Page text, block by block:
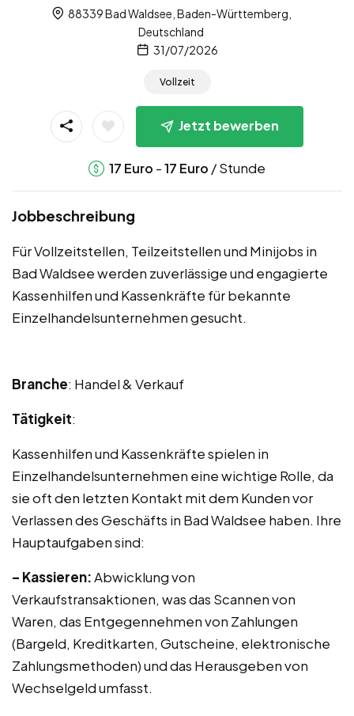
88339 Bad Waldsee, Baden-Württemberg,
Deutschland
31/07/2026
Vollzeit
Jetzt bewerben
17 Euro -17 Euro / Stunde
Jobbeschreibung
Für Vollzeitstellen, Teilzeitstellen und Minijobs in
Bad Waldsee werden zuverlässige und engagierte
Kassenhilfen und Kassenkräfte für bekannte
Einzelhandelsunternehmen gesucht.
Branche: Handel & Verkauf
Tätigkeit:
Kassenhilfen und Kassenkräfte spielen in
Einzelhandelsunternehmen eine wichtige Rolle, da
sie oft den letzten Kontakt mit dem Kunden vor
Verlassen des Geschäfts in Bad Waldsee haben. Ihre
Hauptaufgaben sind:
– Kassieren:Abwicklung von
Verkaufstransaktionen, was das Scannen von
Waren, das Entgegennehmen von Zahlungen
(Bargeld, Kreditkarten, Gutscheine, elektronische
Zahlungsmethoden) und das Herausgeben von
Wechselgeld umfasst.